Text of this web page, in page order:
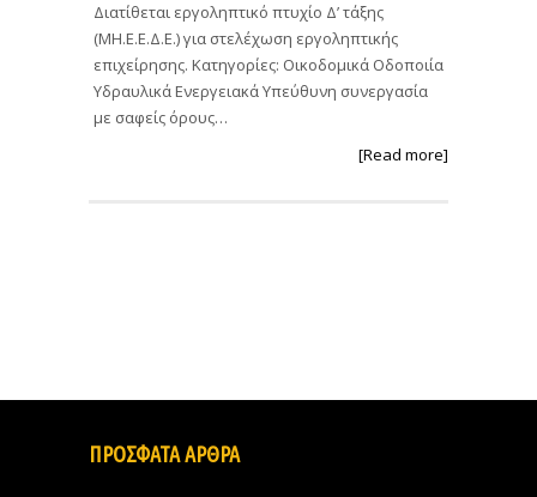
Διατίθεται εργοληπτικό πτυχίο Δ’ τάξης
(ΜΗ.Ε.Ε.Δ.Ε.) για στελέχωση εργοληπτικής
επιχείρησης. Κατηγορίες: Οικοδομικά Οδοποιία
Υδραυλικά Ενεργειακά Υπεύθυνη συνεργασία
με σαφείς όρους…
[Read more]
ΠΡΟΣΦΑΤΑ ΑΡΘΡΑ